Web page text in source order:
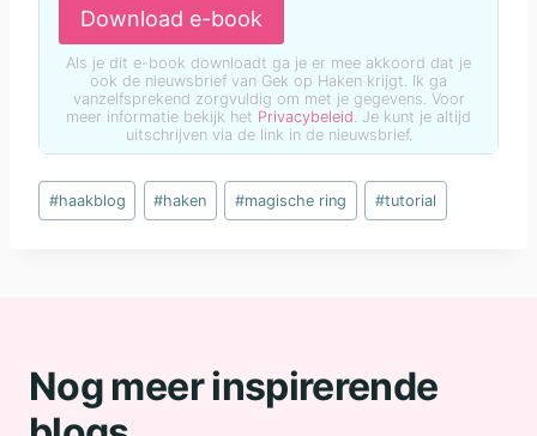
Download e-book
Als je dit e-book downloadt ga je er mee akkoord dat je
ook de nieuwsbrief van Gek op Haken krijgt. Ik ga
vanzelfsprekend zorgvuldig om met je gegevens. Voor
meer informatie bekijk het Privacybeleid. Je kunt je altijd
uitschrijven via de link in de nieuwsbrief.
Bericht
tags:
#haakblog #haken #magische ring #tutorial
Nog meer inspirerende